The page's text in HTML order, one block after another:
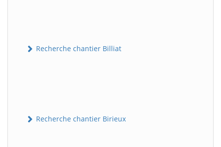
Recherche chantier Billiat
Recherche chantier Birieux